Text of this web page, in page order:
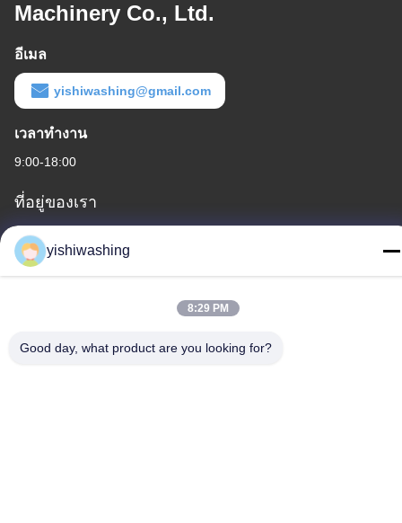
Machinery Co., Ltd.
อีเมล
yishiwashing@gmail.com
เวลาทํางาน
9:00-18:00
ที่อยู่ของเรา
ที่อยู่ บริษัท
ไม่19, ถนนเลวคุน, จังหวัดนันชา, กวางโจว, จีน
ไม่19, ถนนเลวคุน, จังหวัดนันชา, กวางโจว, จีน
โทรศัพท์
yishiwashing
8:29 PM
Good day, what product are you looking for?